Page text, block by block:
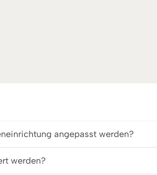
angepasst werden?
werden?